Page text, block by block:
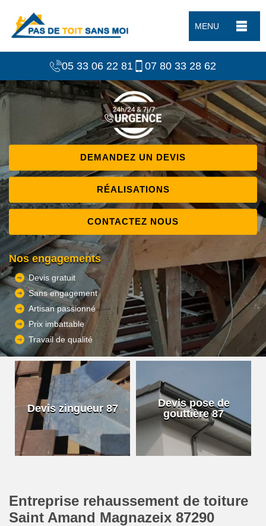
MENU
05 33 06 22 81 07 80 33 28 62
DEMANDEZ UN DEVIS
RÉALISATIONS
CONTACTEZ NOUS
Nos engagements
Devis gratuit
Sans engagement
Artisan passionné
Prix imbattable
Travail de qualité
Devis zingueur 87
Devis pose de
gouttière 87
Entreprise rehaussement de toiture
Saint Amand Magnazeix 87290